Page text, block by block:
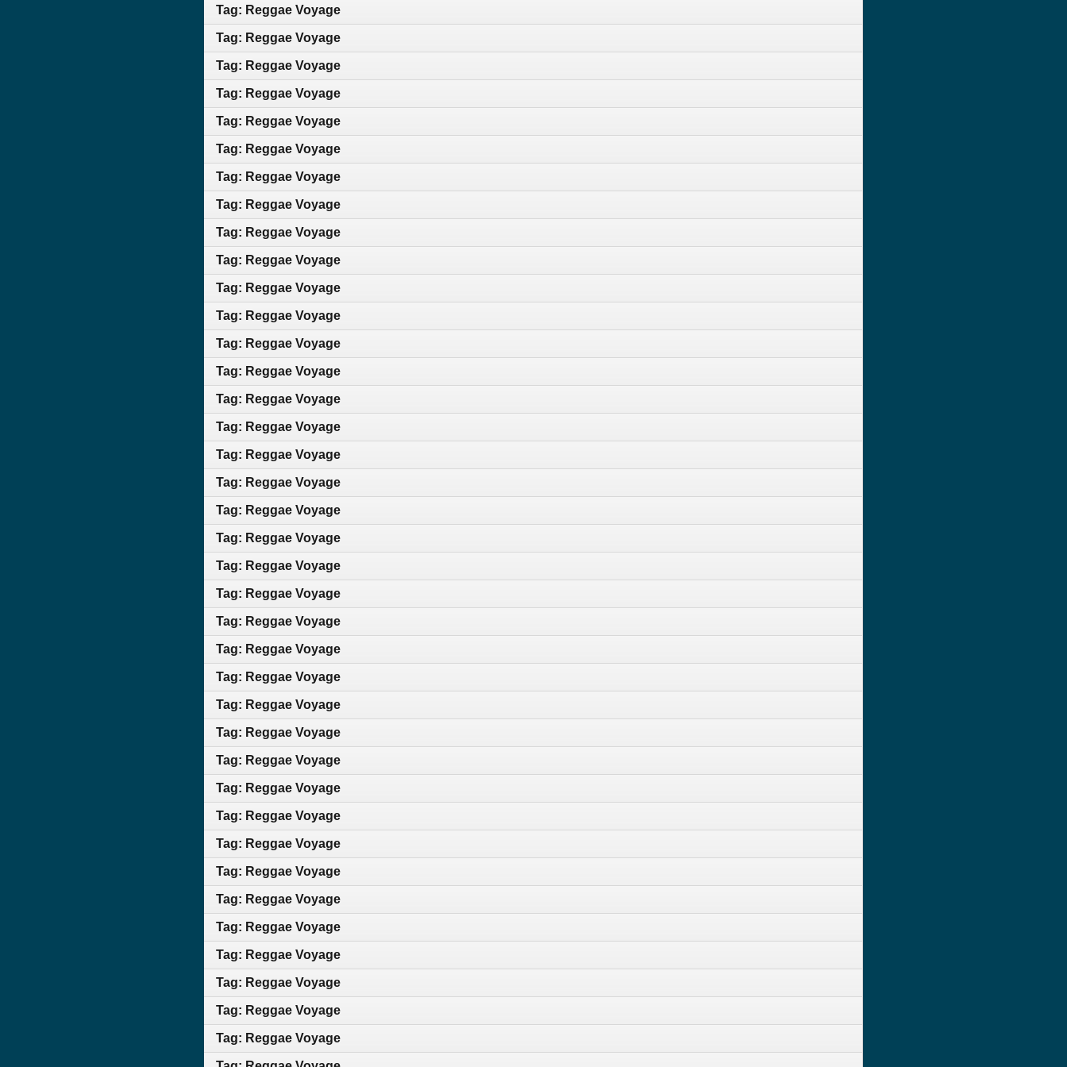
Tag: Reggae Voyage
Tag: Reggae Voyage
Tag: Reggae Voyage
Tag: Reggae Voyage
Tag: Reggae Voyage
Tag: Reggae Voyage
Tag: Reggae Voyage
Tag: Reggae Voyage
Tag: Reggae Voyage
Tag: Reggae Voyage
Tag: Reggae Voyage
Tag: Reggae Voyage
Tag: Reggae Voyage
Tag: Reggae Voyage
Tag: Reggae Voyage
Tag: Reggae Voyage
Tag: Reggae Voyage
Tag: Reggae Voyage
Tag: Reggae Voyage
Tag: Reggae Voyage
Tag: Reggae Voyage
Tag: Reggae Voyage
Tag: Reggae Voyage
Tag: Reggae Voyage
Tag: Reggae Voyage
Tag: Reggae Voyage
Tag: Reggae Voyage
Tag: Reggae Voyage
Tag: Reggae Voyage
Tag: Reggae Voyage
Tag: Reggae Voyage
Tag: Reggae Voyage
Tag: Reggae Voyage
Tag: Reggae Voyage
Tag: Reggae Voyage
Tag: Reggae Voyage
Tag: Reggae Voyage
Tag: Reggae Voyage